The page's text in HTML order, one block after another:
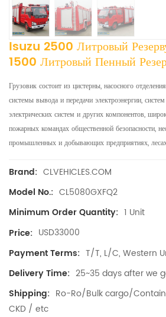
Isuzu 2500 Литровый
1500 Литровый Пенный
Грузовик состоит из цистерны, насосного
системы вывода и передачи электроэнергии,
электрических систем и других компонентов,
пожарных командах общественной безопасности,
промышленных и добывающих предприятиях,
Brand: CLVEHICLES.COM
Model No.: CL5080GXFQ2
Minimum Order Quantity: 1 Unit
Price: USD33000
Payment Terms: T/T, L/C, Western
Delivery Time: 25~35 days after we
Shipping: Ro-Ro/Bulk cargo/
CKD / etc